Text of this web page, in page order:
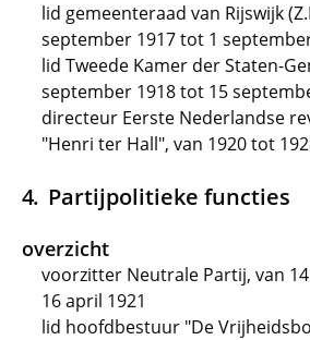
lid gemeenteraad van Rijswijk
september 1917 tot 1
lid Tweede Kamer der Staten-
september 1918 tot 15
directeur Eerste Nederlandse
"Henri ter Hall", van 1920 tot
Partijpolitieke functies
overzicht
voorzitter Neutrale Partij, van
16 april 1921
lid hoofdbestuur "De